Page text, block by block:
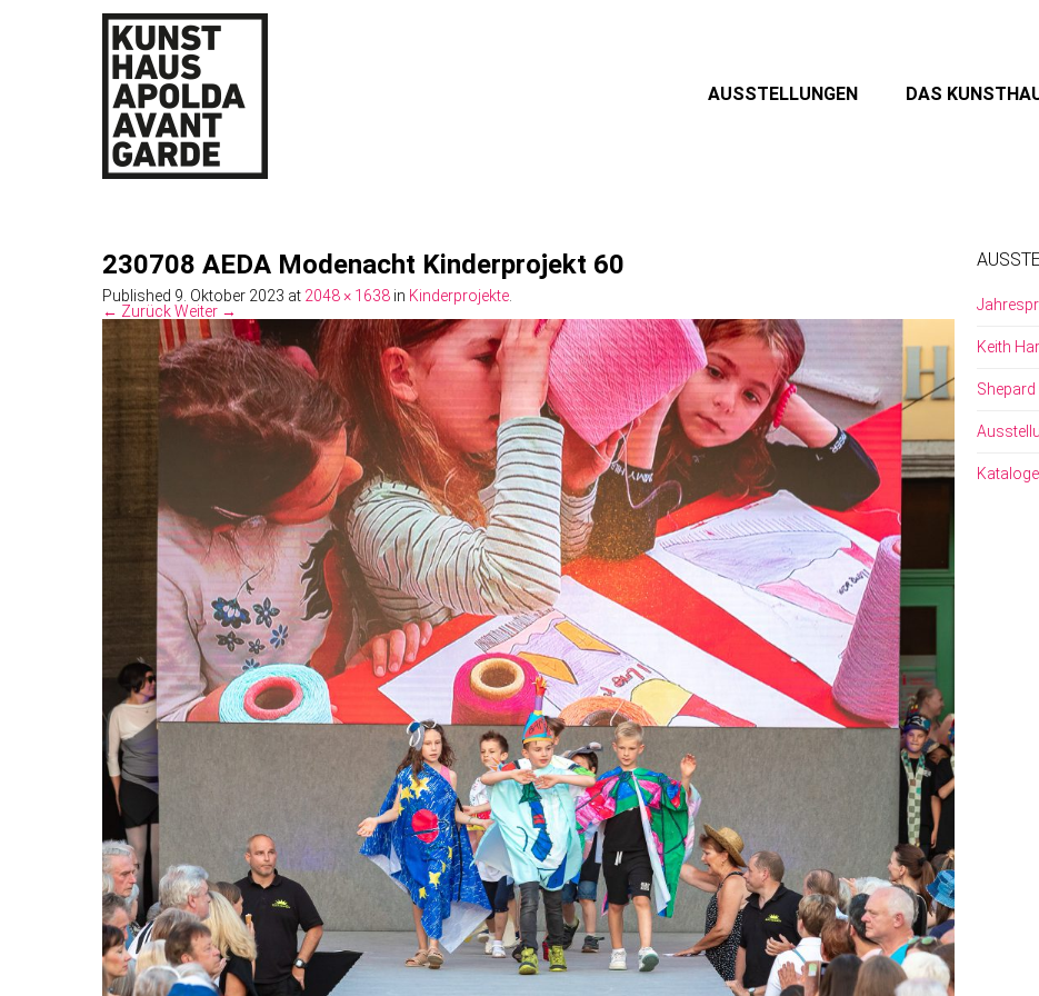
AUSSTELLUNGEN DAS
230708 AEDA Modenacht Kinderprojekt 60
Published 9. Oktober 2023 at 2048 × 1638 in Kinderprojekte
← ZurückWeiter →
Keith
Shepard
Kataloge